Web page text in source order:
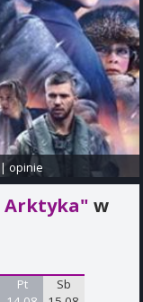
|opinie
Arktyka" w
Pt
Sb